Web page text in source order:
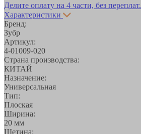
Делите оплату на 4 части, без переплат.
Характеристики
Бренд:
Зубр
Артикул:
4-01009-020
Страна производства:
КИТАЙ
Назначение:
Универсальная
Тип:
Плоская
Ширина:
20 мм
Щетина: